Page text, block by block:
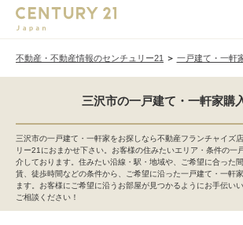
不動産・不動産情報のセンチュリー21 一戸建て・一軒
三沢市の一戸建て・一軒家購
三沢市の一戸建て・一軒家をお探しなら不動産フランチャイズ
リー21におまかせ下さい。お客様の住みたいエリア・条件の一
介しております。住みたい沿線・駅・地域や、ご希望に合った
賃、徒歩時間などの条件から、ご希望に沿った一戸建て・一軒
ます。お客様にご希望に沿うお部屋が見つかるようにお手伝い
ご相談ください！